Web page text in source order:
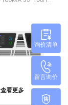
查看更多
询价清单
留言询价